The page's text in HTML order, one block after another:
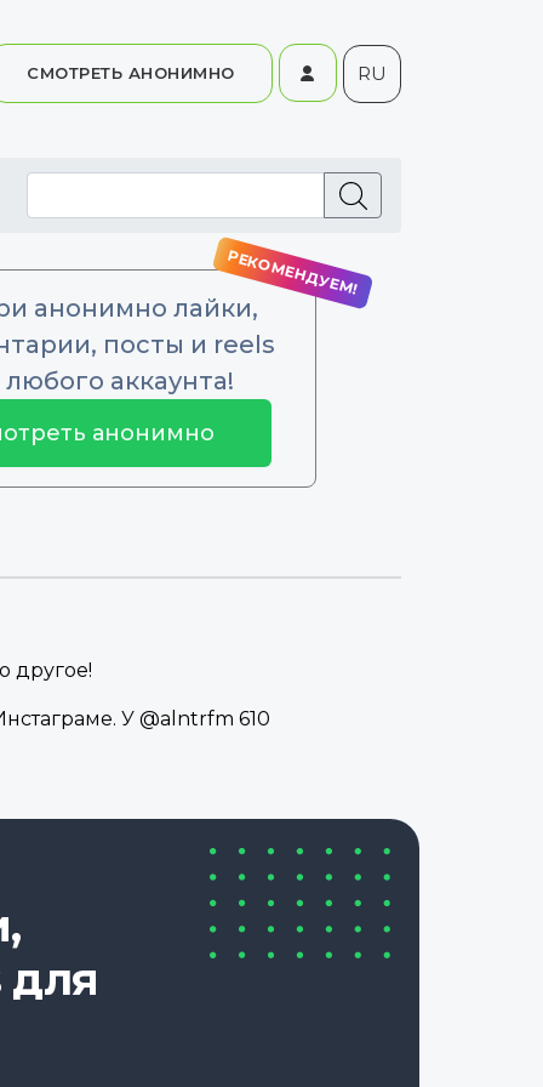
СМОТРЕТЬ АНОНИМНО RU
анонимно лайки,
посты и reels
аккаунта!
анонимно
другое!
У @alntrfm 610
для